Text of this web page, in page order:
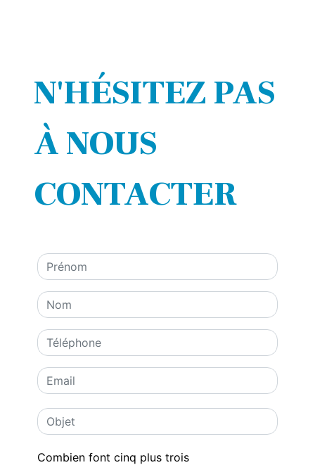
N'HÉSITEZ PAS
À NOUS
CONTACTER
Combien font cinq plus trois